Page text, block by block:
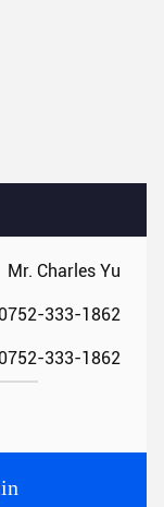
Mr. Charles Yu
333-1862
333-1862